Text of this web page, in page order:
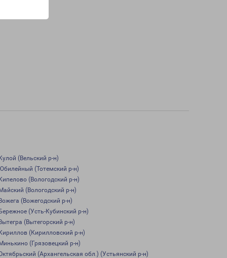
(Вельский р-н)
(Тотемский р-н)
(Вологодский р-н)
(Вологодский р-н)
(Вожегодский р-н)
(Усть-Кубинский р-н)
(Вытегорский р-н)
(Кирилловский р-н)
(Грязовецкий р-н)
(Архангельская обл.) (Устьянский р-н)